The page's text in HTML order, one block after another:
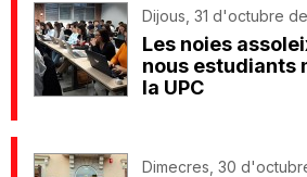
Dijous, 31 d'octubre
Les noies
nous estudiants
la UPC
Dimecres, 30